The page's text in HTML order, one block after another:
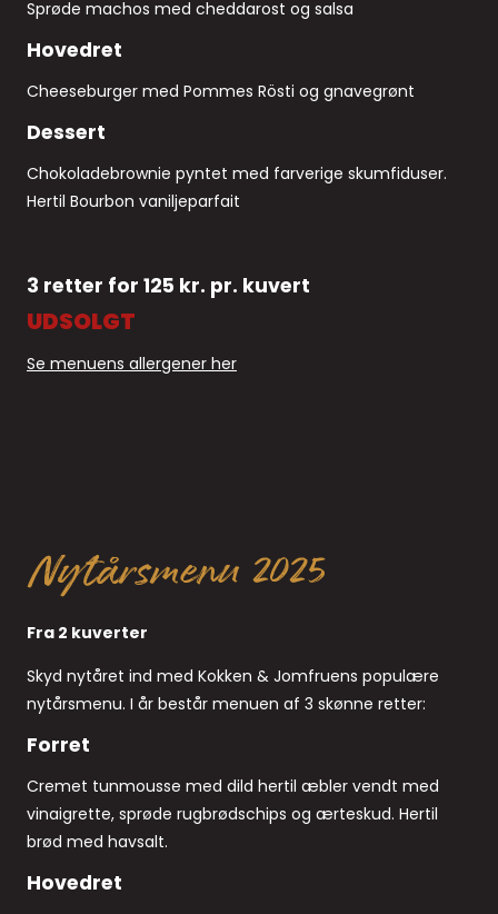
Sprøde machos med cheddarost og salsa
Hovedret
Cheeseburger med Pommes Rösti og gnavegrønt
Dessert
Chokoladebrownie pyntet med farverige skumfiduser.
Hertil Bourbon vaniljeparfait
3 retter for 125 kr. pr. kuvert
UDSOLGT
Se menuens allergener her
Nytårsmenu 2025
Fra 2 kuverter
Skyd nytåret ind med Kokken & Jomfruens populære
nytårsmenu. I år består menuen af 3 skønne retter:
Forret
Cremet tunmousse med dild hertil æbler vendt med
vinaigrette, sprøde rugbrødschips og ærteskud. Hertil
brød med havsalt.
Hovedret